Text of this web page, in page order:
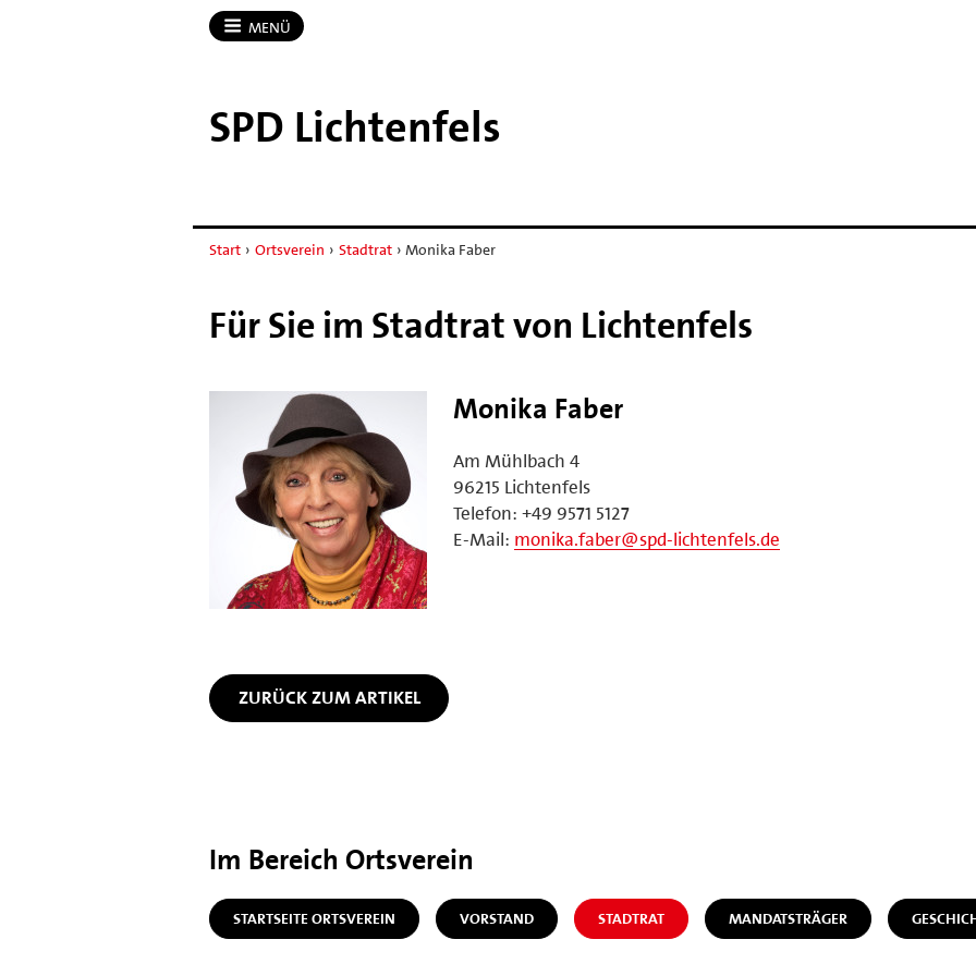
MENÜ
SPD Lichtenfels
Start › Ortsverein › Stadtrat › Monika Faber
Für Sie im Stadtrat von Lichtenfels
Monika Faber
Am Mühlbach 4
96215 Lichtenfels
Telefon: +49 9571 5127
E-Mail: monika.faber@spd-lichtenfels.de
ZURÜCK ZUM ARTIKEL
Im Bereich Ortsverein
STARTSEITE ORTSVEREIN VORSTAND STADTRAT MANDATSTRÄGER